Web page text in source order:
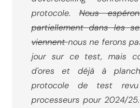
protocole.Nous
partiellement dans les
viennentnous ne ferons
jour sur ce test, mais
d'ores et déjà à
protocole de test
processeurs pour 2024/